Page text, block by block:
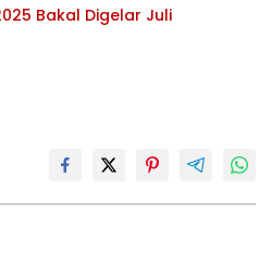
Bakal Digelar Juli